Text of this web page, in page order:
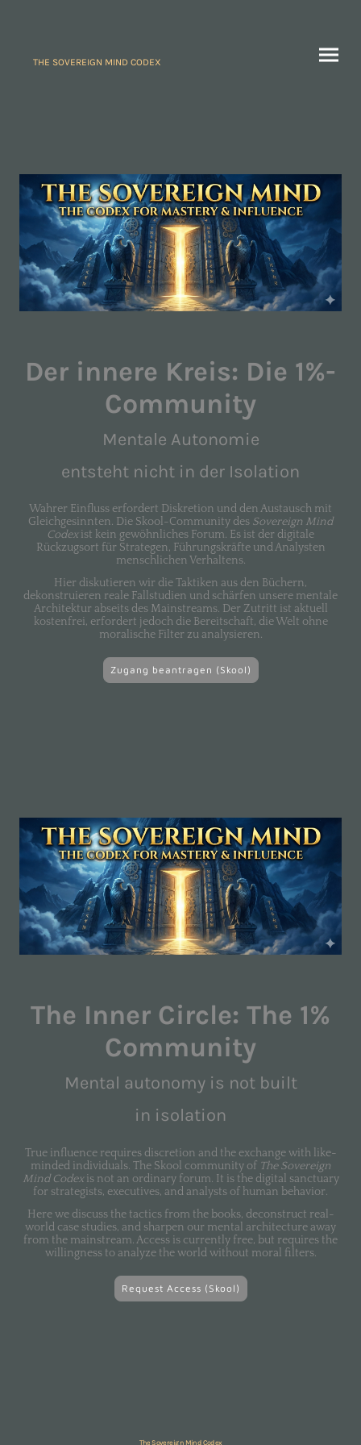
THE SOVEREIGN MIND CODEX
Der innere Kreis: Die 1%-
Community
Mentale Autonomie
entsteht nicht in der Isolation
Wahrer Einfluss erfordert Diskretion und den Austausch mit
Gleichgesinnten. Die Skool-Community des Sovereign Mind
Codex ist kein gewöhnliches Forum. Es ist der digitale
Rückzugsort für Strategen, Führungskräfte und Analysten
menschlichen Verhaltens.
Hier diskutieren wir die Taktiken aus den Büchern,
dekonstruieren reale Fallstudien und schärfen unsere mentale
Architektur abseits des Mainstreams. Der Zutritt ist aktuell
kostenfrei, erfordert jedoch die Bereitschaft, die Welt ohne
moralische Filter zu analysieren.
Zugang beantragen (Skool)
The Inner Circle: The 1%
Community
Mental autonomy is not built
in isolation
True influence requires discretion and the exchange with like-
minded individuals. The Skool community of The Sovereign
Mind Codexis not an ordinary forum. It is the digital sanctuary
for strategists, executives, and analysts of human behavior.
Here we discuss the tactics from the books, deconstruct real-
world case studies, and sharpen our mental architecture away
from the mainstream. Access is currently free, but requires the
willingness to analyze the world without moral filters.
Request Access (Skool)
The Sovereign Mind Codex